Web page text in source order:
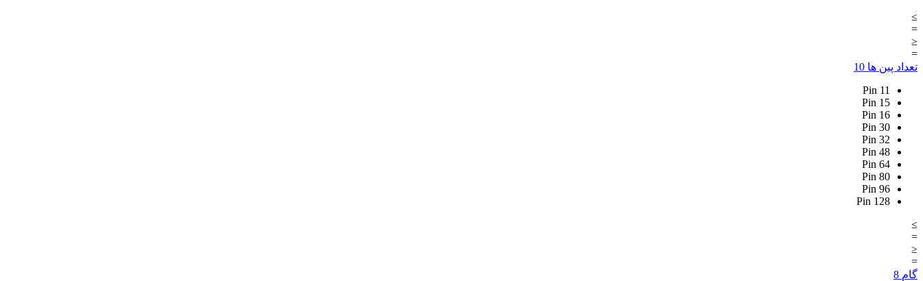
≥
=
≤
=
تعداد پین ها 10
11
Pin
15
Pin
16
Pin
30
Pin
32
Pin
48
Pin
64
Pin
80
Pin
96
Pin
128
Pin
≥
=
≤
=
گام 8